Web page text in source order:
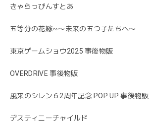
きゃらっぴんすとあ
五等分の花嫁∽〜未来の五つ子たちへ〜
東京ゲームショウ2025 事後物販
OVERDRIVE 事後物販
風来のシレン６2周年記念 POP UP 事後物販
デスティニーチャイルド